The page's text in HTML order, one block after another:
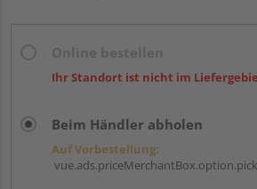
Ihr Standort ist nicht im
Beim Händler abholen
Auf Vorbestellung: